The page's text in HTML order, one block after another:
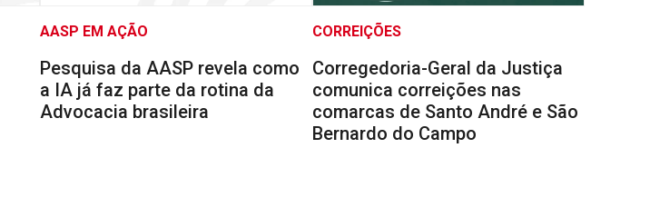
AASP EM AÇÃO
Pesquisa da AASP revela como
a IA já faz parte da rotina da
Advocacia brasileira
CORREIÇÕES
Corregedoria-Geral da Justiça
comunica correições nas
comarcas de Santo André e São
Bernardo do Campo